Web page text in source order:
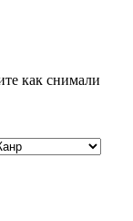
как снимали